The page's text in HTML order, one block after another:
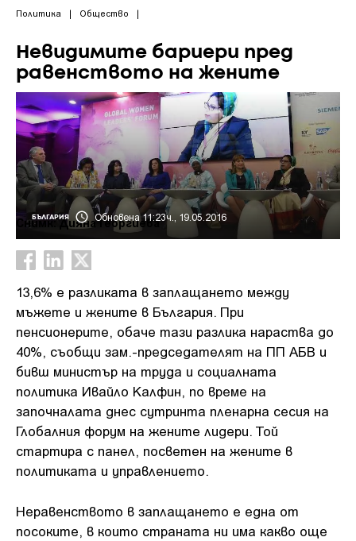
Политика | Общество |
Невидимите бариери пред
равенството на жените
БЪЛГАРИЯ Обновена 11:23ч., 19.05.2016
Снимк: Дияна Георгиева
13,6% е разликата в заплащането между
мъжете и жените в България. При
пенсионерите, обаче тази разлика нараства до
40%, съобщи зам.-председателят на ПП АБВ и
бивш министър на труда и социалната
политика Ивайло Калфин, по време на
започналата днес сутринта пленарна сесия на
Глобалния форум на жените лидери. Той
стартира с панел, посветен на жените в
политиката и управлението.
Неравенството в заплащането е една от
посоките, в които страната ни има какво още